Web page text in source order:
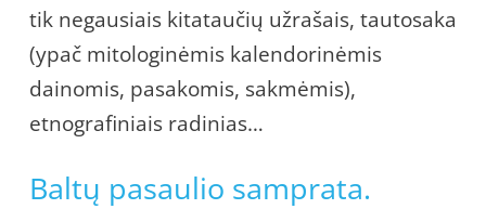
tik negausiais kitataučių užrašais, tautosaka
(ypač mitologinėmis kalendorinėmis
dainomis, pasakomis, sakmėmis),
etnografiniais radinias…
Baltų pasaulio samprata.